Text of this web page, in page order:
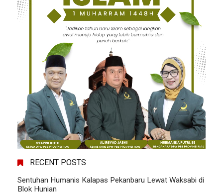
RECENT POSTS
Sentuhan Humanis Kalapas Pekanbaru Lewat Waksabi di
Blok Hunian